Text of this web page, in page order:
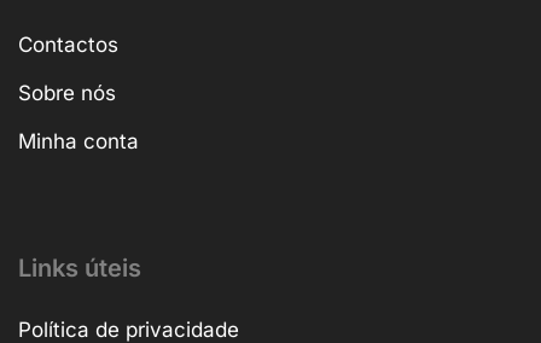
Contactos
Sobre nós
Minha conta
Links úteis
Política de privacidade